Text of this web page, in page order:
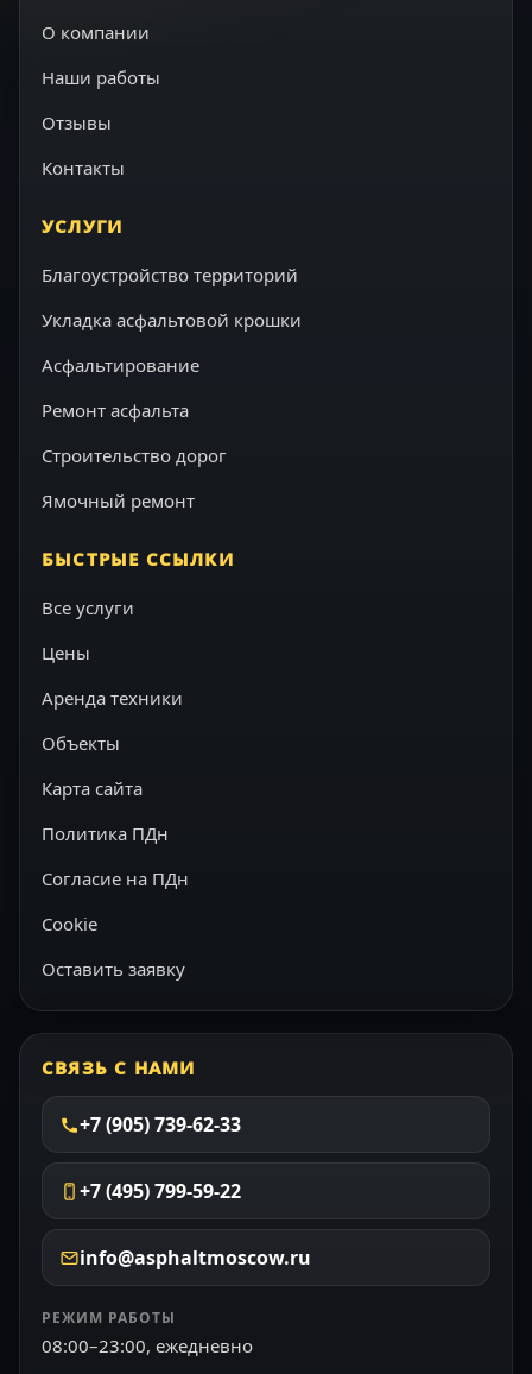
О компании
Наши работы
Отзывы
Контакты
УСЛУГИ
Благоустройство территорий
Укладка асфальтовой крошки
Асфальтирование
Ремонт асфальта
Строительство дорог
Ямочный ремонт
БЫСТРЫЕ ССЫЛКИ
Все услуги
Цены
Аренда техники
Объекты
Карта сайта
Политика ПДн
Согласие на ПДн
Cookie
Оставить заявку
СВЯЗЬ С НАМИ
+7 (905) 739-62-33
+7 (495) 799-59-22
info@asphaltmoscow.ru
РЕЖИМ РАБОТЫ
08:00–23:00, ежедневно